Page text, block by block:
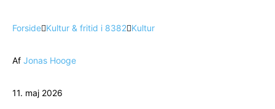
Forside Kultur & fritid i 8382 Kultur
Af Jonas Hooge
11. maj 2026